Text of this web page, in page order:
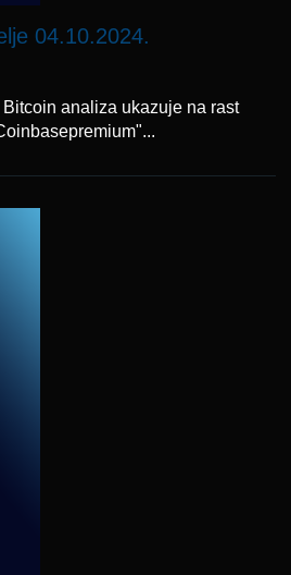
04.10.2024.
analiza ukazuje na rast